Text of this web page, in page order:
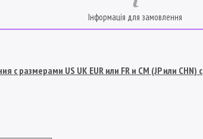
Інформація для замовлення
размерами US UK EUR или FR и СМ (JP или CHN) с